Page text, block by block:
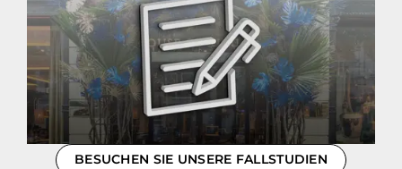
BESUCHEN SIE UNSERE FALLSTUDIEN